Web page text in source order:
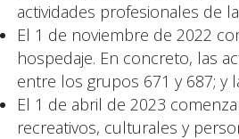
actividades profesionales de
El 1 de noviembre de 2022
hospedaje. En concreto, las
entre los grupos 671 y 687; y
El 1 de abril de 2023
recreativos, culturales y